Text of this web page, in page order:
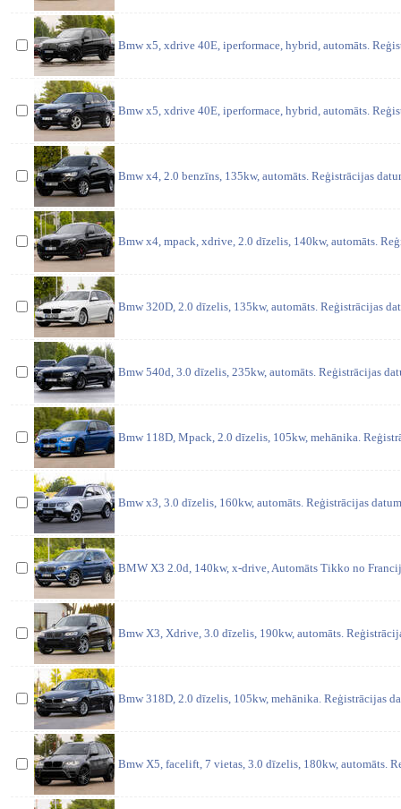
Bmw x5, xdrive 40E, iperformace, hybrid, automāts.
Bmw x5, xdrive 40E, iperformace, hybrid, automāts.
Bmw x4, 2.0 benzīns, 135kw, automāts. Reģistrācijas
Bmw x4, mpack, xdrive, 2.0 dīzelis, 140kw, automāts.
Bmw 320D, 2.0 dīzelis, 135kw, automāts. Reģistrācijas
Bmw 540d, 3.0 dīzelis, 235kw, automāts. Reģistrācijas
Bmw 118D, Mpack, 2.0 dīzelis, 105kw, mehānika.
Bmw x3, 3.0 dīzelis, 160kw, automāts. Reģistrācijas
BMW X3 2.0d, 140kw, x-drive, Automāts Tikko no
Bmw X3, Xdrive, 3.0 dīzelis, 190kw, automāts.
Bmw 318D, 2.0 dīzelis, 105kw, mehānika. Reģistrācijas
Bmw X5, facelift, 7 vietas, 3.0 dīzelis, 180kw, automāts.